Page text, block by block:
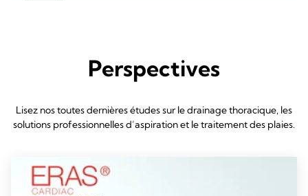
Perspectives
Lisez nos toutes dernières études sur le drainage thoracique, les
solutions professionnelles d’aspiration et le traitement des plaies.